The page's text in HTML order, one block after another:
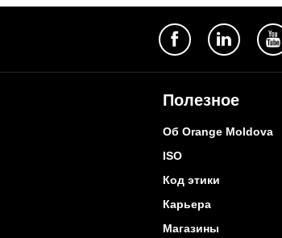
Полезное
Об Orange Moldova
ISO
Код этики
Карьера
Магазины